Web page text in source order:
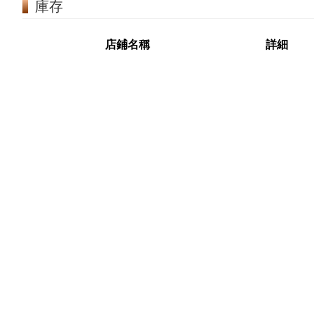
庫存
店鋪名稱 詳細